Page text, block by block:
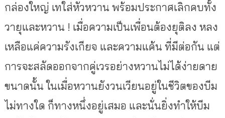
กล่องใหญ่ เทใส่หัวหวาน พร้อมประกาศเลิกคบทั้ง
วายุและหวาน ! เมื่อความเป็นเพื่อนต้องยุติลง หลง
เหลือแค่ความรังเกียจ และความแค้น ที่มีต่อกัน แต่
การจะสลัดออกจากคู่เวรอย่างหวานไม่ได้ง่ายดาย
ขนาดนั้น ในเมื่อหวานยังวนเวียนอยู่ในชีวิตของบีม
ไม่ทางใด ก็ทางหนึ่งอยู่เสมอ และนั่นยิ่งทำให้บีม